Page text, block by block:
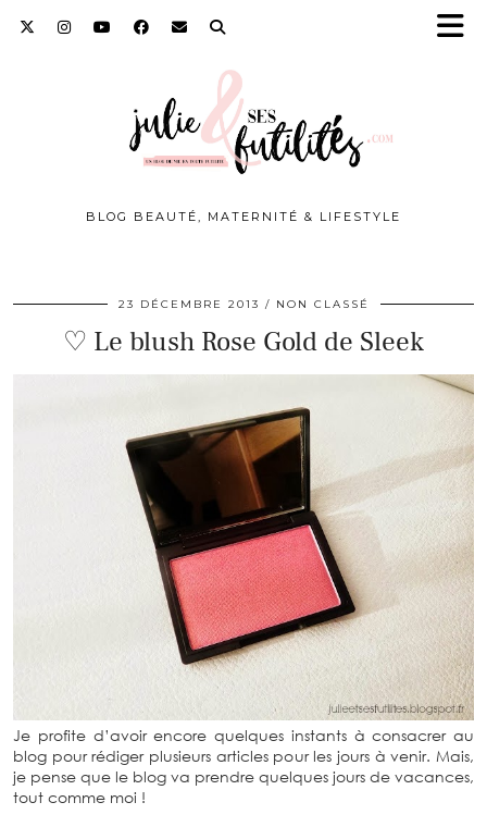
BLOG BEAUTÉ, MATERNITÉ & LIFESTYLE
23 DÉCEMBRE 2013 NON CLASSÉ
♡ Le blush Rose Gold de Sleek
Je profite d’avoir encore quelques instants à consacrer au
blog pour rédiger plusieurs articles pour les jours à venir. Mais,
je pense que le blog va prendre quelques jours de vacances,
tout comme moi !